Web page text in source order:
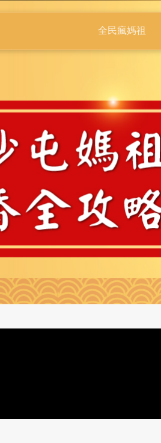
全民瘋媽祖